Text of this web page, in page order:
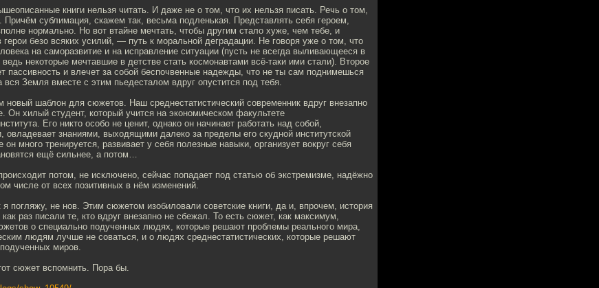
книги нельзя читать. И даже не о том, что их нельзя писать. Речь о том,
сублимация, скажем так, весьма подленькая. Представлять себя героем,
нормально. Но вот втайне мечтать, чтобы другим стало хуже, чем тебе, и
герои безо всяких усилий, — путь к моральной деградации. Не говоря уже о том, что
на саморазвитие и на исправление ситуации (пусть не всегда выливающееся в
некоторые мечтавшие в детстве стать космонавтами всё-таки ими стали). Второе
пассивность и влечет за собой беспочвенные надежды, что не ты сам поднимешься
вся Земля вместе с этим пьедесталом вдруг опустится под тебя.
новый шаблон для сюжетов. Наш среднестатистический современник вдруг внезапно
Он хилый студент, который учится на экономическом факультете
Его никто особо не ценит, однако он начинает работать над собой,
овладевает знаниями, выходящими далеко за пределы его скудной институтской
много тренируется, развивает у себя полезные навыки, организует вокруг себя
ещё сильнее, а потом…
потом, не исключено, сейчас попадает под статью об экстремизме, надёжно
числе от всех позитивных в нём изменений.
я погляжу, не нов. Этим сюжетом изобиловали советские книги, да и, впрочем, история
раз писали те, кто вдруг внезапно не сбежал. То есть сюжет, как максимум,
о специально подученных людях, которые решают проблемы реального мира,
людям лучше не соваться, и о людях среднестатистических, которые решают
миров.
сюжет вспомнить. Пора бы.